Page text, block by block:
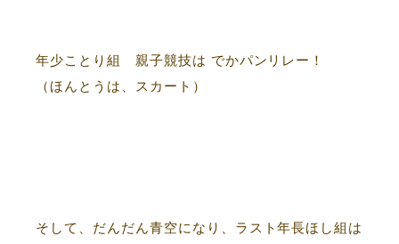
年少ことり組 親子競技は でかパンリレー！
（ほんとうは、スカート）
そして、だんだん青空になり、ラスト年長ほし組は